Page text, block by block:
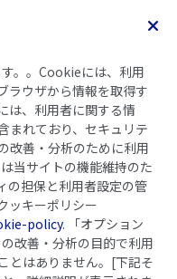
。。Cookieには、利用
ラウザから情報を取得す
は、利用者に関する情
まれており、セキュリテ
改善・分析のために利用
当サイトの機能維持のた
の担保と利用者設定の管
ッキーポリシー
policy. 「オプション
改善・分析の目的で利用
とはありません。[下記そ